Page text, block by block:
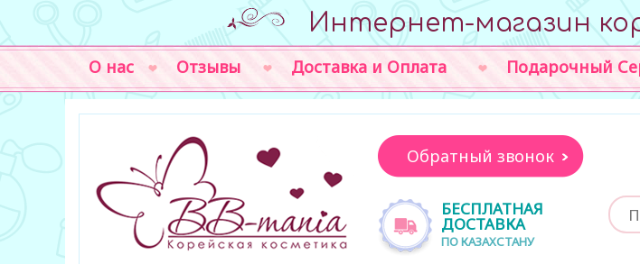
Интернет-магазин
О нас Отзывы Доставка и Оплата Подарочный
Обратный звонок
БЕСПЛАТНАЯ
ДОСТАВКА
ПО КАЗАХСТАНУ